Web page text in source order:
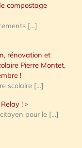
compostage
[…]
rénovation et
Pierre Montet,
!
scolaire […]
! »
pour le […]